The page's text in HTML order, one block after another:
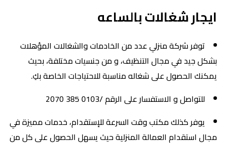
ايجار شغالات بالساعه
توفر شركة منزلي عدد من الخادمات والشغالات المؤهلات
بشكل جيد في مجال التنظيف، و من جنسيات مختلفة، بحيث
يمكنك الحصول على شغاله مناسبة للاحتياجات الخاصة بكِ.
للتواصل و الاستفسار على الرقم /0103 385 2070
يوفر كذلك مكتب وقت السرعة للإستقدام، خدمات مميزة في
مجال استقدام العمالة المنزلية حيث يسهل الحصول على كل من